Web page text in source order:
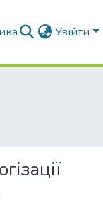
Увійти